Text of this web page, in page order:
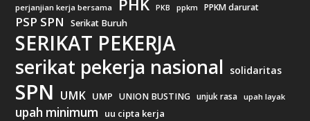
perjanjian kerja bersama PHK PKB ppkm PPKM darurat
PSP SPN Serikat Buruh
SERIKAT PEKERJA
serikat pekerja nasional solidaritas
SPN UMK UMP UNION BUSTING unjuk rasa upah layak
upah minimum uu cipta kerja